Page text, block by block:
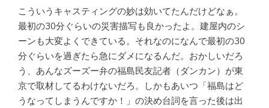
こういうキャスティングの妙は効いてたんだけどなぁ。
最初の30分ぐらいの災害描写も良かったよ。建屋内のシ
ーンも大変よくできている。それなのになんで最初の30
分ぐらいを過ぎたら急にダメになるんだ。おかしいだろ
う、あんなズーズー弁の福島民友記者（ダンカン）が東
京で取材してるわけないだろ。しかもあいつ「福島はど
うなってしまうんですか！」の決め台詞を言った後は出